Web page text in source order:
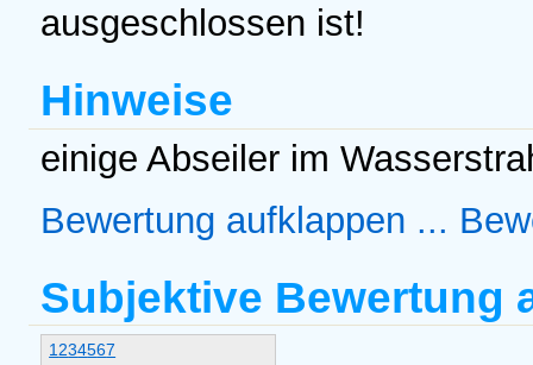
ausgeschlossen ist!
Hinweise
einige Abseiler im
Bewertung aufklappen ...
Subjektive Bewertung
1 234567